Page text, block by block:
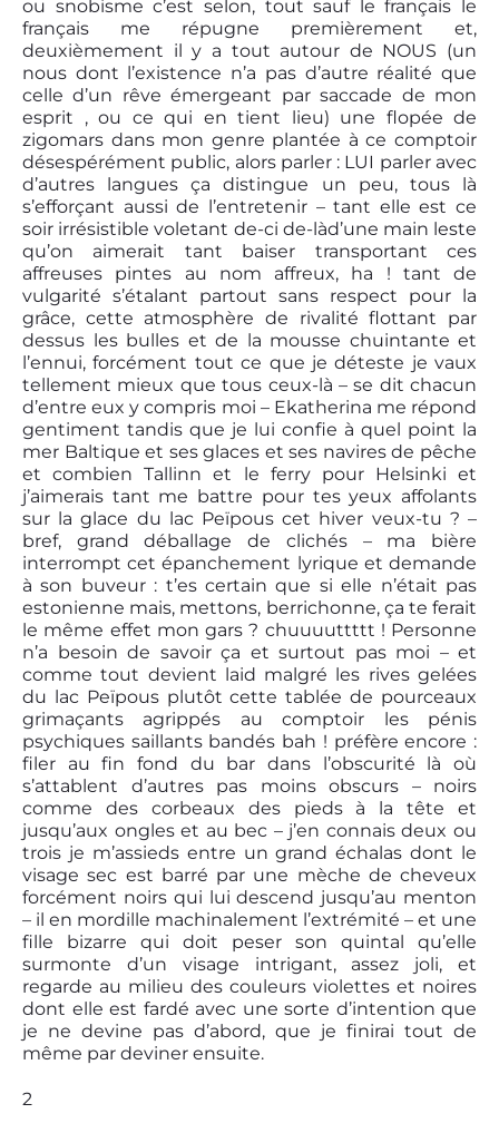
ou snobisme c’est selon, tout sauf le français le
français me répugne premièrement et,
deuxièmement il y a tout autour de NOUS (un
nous dont l’existence n’a pas d’autre réalité que
celle d’un rêve émergeant par saccade de mon
esprit , ou ce qui en tient lieu) une flopée de
zigomars dans mon genre plantée à ce comptoir
désespérément public, alors parler : LUI parler avec
d’autres langues ça distingue un peu, tous là
s’efforçant aussi de l’entretenir – tant elle est ce
soir irrésistible voletant de-ci de-làd’une main leste
qu’on aimerait tant baiser transportant ces
affreuses pintes au nom affreux, ha ! tant de
vulgarité s’étalant partout sans respect pour la
grâce, cette atmosphère de rivalité flottant par
dessus les bulles et de la mousse chuintante et
l’ennui, forcément tout ce que je déteste je vaux
tellement mieux que tous ceux-là – se dit chacun
d’entre eux y compris moi – Ekatherina me répond
gentiment tandis que je lui confie à quel point la
mer Baltique et ses glaces et ses navires de pêche
et combien Tallinn et le ferry pour Helsinki et
j’aimerais tant me battre pour tes yeux affolants
sur la glace du lac Peïpous cet hiver veux-tu ? –
bref, grand déballage de clichés – ma bière
interrompt cet épanchement lyrique et demande
à son buveur : t’es certain que si elle n’était pas
estonienne mais, mettons, berrichonne, ça te ferait
le même effet mon gars ? chuuuuttttt ! Personne
n’a besoin de savoir ça et surtout pas moi – et
comme tout devient laid malgré les rives gelées
du lac Peïpous plutôt cette tablée de pourceaux
grimaçants agrippés au comptoir les pénis
psychiques saillants bandés bah ! préfère encore :
filer au fin fond du bar dans l’obscurité là où
s’attablent d’autres pas moins obscurs – noirs
comme des corbeaux des pieds à la tête et
jusqu’aux ongles et au bec – j’en connais deux ou
trois je m’assieds entre un grand échalas dont le
visage sec est barré par une mèche de cheveux
forcément noirs qui lui descend jusqu’au menton
– il en mordille machinalement l’extrémité – et une
fille bizarre qui doit peser son quintal qu’elle
surmonte d’un visage intrigant, assez joli, et
regarde au milieu des couleurs violettes et noires
dont elle est fardé avec une sorte d’intention que
je ne devine pas d’abord, que je finirai tout de
même par deviner ensuite.
2